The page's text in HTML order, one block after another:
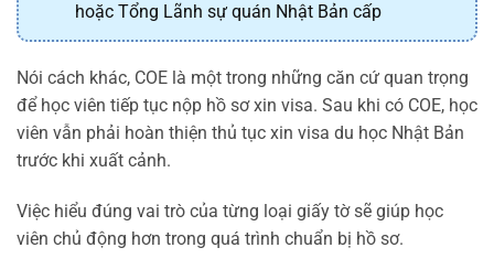
hoặc Tổng Lãnh sự quán Nhật Bản cấp
Nói cách khác, COE là một trong những căn cứ quan trọng
để học viên tiếp tục nộp hồ sơ xin visa. Sau khi có COE, học
viên vẫn phải hoàn thiện thủ tục xin visa du học Nhật Bản
trước khi xuất cảnh.
Việc hiểu đúng vai trò của từng loại giấy tờ sẽ giúp học
viên chủ động hơn trong quá trình chuẩn bị hồ sơ.